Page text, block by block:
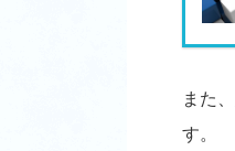
また、
す。